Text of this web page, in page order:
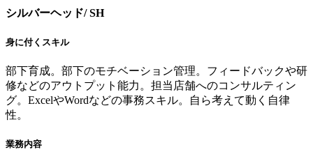
シルバーヘッド/SH
身に付くスキル
部下育成。部下のモチベーション管理。フィードバックや研
修などのアウトプット能力。担当店舗へのコンサルティン
グ。ExcelやWordなどの事務スキル。自ら考えて動く自律
性。
業務内容